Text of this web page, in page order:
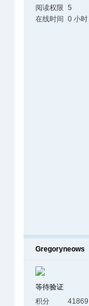
阅读权限 5
在线时间 0 小时
Gregoryneows
等待验证
积分
41869